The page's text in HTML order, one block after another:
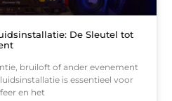
De Sleutel tot
bruiloft of ander evenement
is essentieel voor
en het